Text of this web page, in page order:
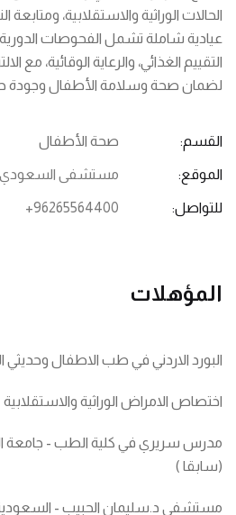
الحالات الوراثية والاستقلابية،
عيادية شاملة تشمل الفحوصات
التقييم الغذائي، والرعاية الوقائية، مع
لضمان صحة وسلامة الأطفال وجودة
القسم: صحة الأطفال
الموقع: مستشفى السعودي
للتواصل: +96265564400
المؤهلات
البورد الاردني في طب الاطفال وحديثي
اختصاص الامراض الوراثية والاستقلابية
مدرس سريري في كلية الطب - جامعة
(سابقا )
مستشفى د.سليمان الحبيب -